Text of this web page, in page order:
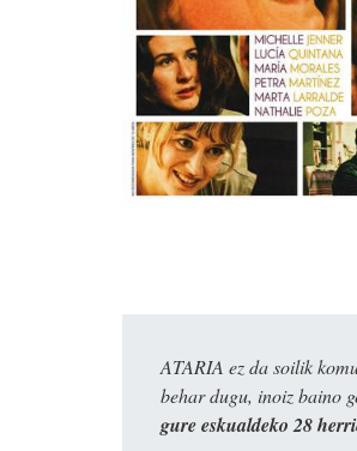
ATARIA ez da soilik
behar dugu, inoiz baino
gure eskualdeko 28